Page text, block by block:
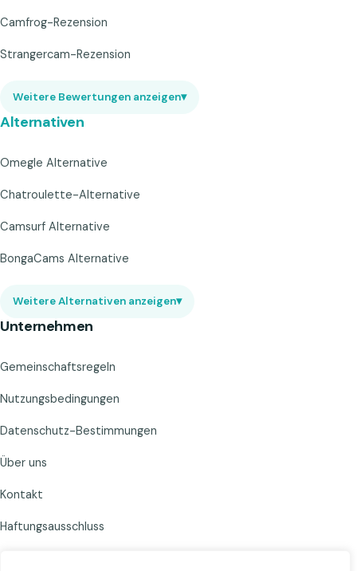
Camfrog-Rezension
Strangercam-Rezension
Weitere Bewertungen anzeigen▾
Alternativen
Omegle Alternative
Chatroulette-Alternative
Camsurf Alternative
BongaCams Alternative
Weitere Alternativen anzeigen▾
Unternehmen
Gemeinschaftsregeln
Nutzungsbedingungen
Datenschutz-Bestimmungen
Über uns
Kontakt
Haftungsausschluss